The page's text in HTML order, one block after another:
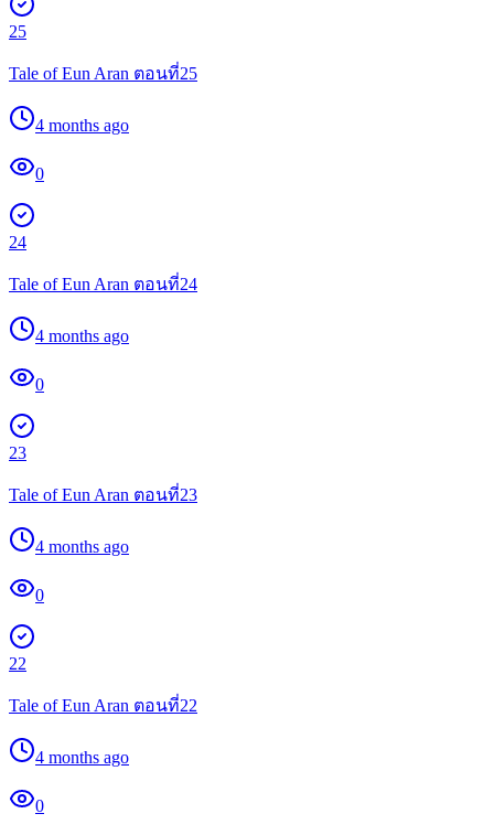
25
Tale of Eun Aran ตอนที่25
4 months ago
0
24
Tale of Eun Aran ตอนที่24
4 months ago
0
23
Tale of Eun Aran ตอนที่23
4 months ago
0
22
Tale of Eun Aran ตอนที่22
4 months ago
0